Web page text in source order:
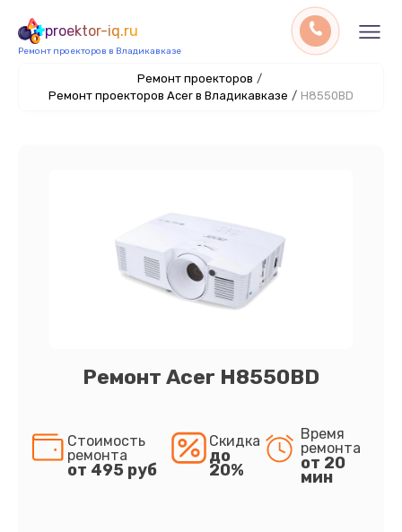
proektor-iq.ru
Ремонт проекторов в Владикавказе
Ремонт проекторов /
Ремонт проекторов Acer в Владикавказе / H8550BD
Ремонт Acer H8550BD
Стоимость
ремонта
от 495 руб
Скидка
до
20%
Время
ремонта
от 20
мин